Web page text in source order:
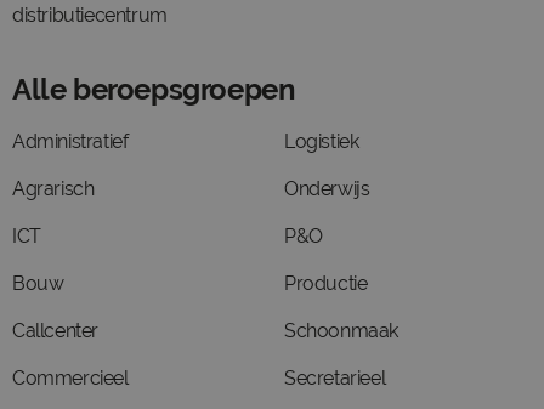
distributiecentrum
Alle beroepsgroepen
Administratief
Agrarisch
ICT
Bouw
Callcenter
Commercieel
Logistiek
Onderwijs
P&O
Productie
Schoonmaak
Secretarieel